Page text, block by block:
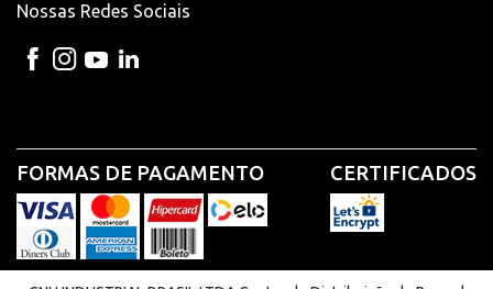
Nossas Redes Sociais
FORMAS DE PAGAMENTO CERTIFICADOS